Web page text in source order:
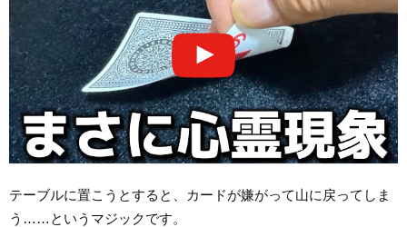
テーブルに置こうとすると、カードが嫌がって山に戻ってしま
う……というマジックです。